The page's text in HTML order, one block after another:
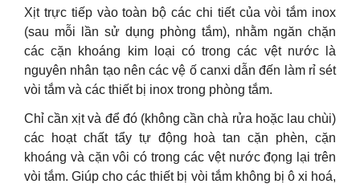
Xịt trực tiếp vào toàn bộ các chi tiết của vòi tắm inox
(sau mỗi lần sử dụng phòng tắm), nhằm ngăn chặn
các cặn khoáng kim loại có trong các vệt nước là
nguyên nhân tạo nên các vệ ố canxi dẫn đến làm rỉ sét
vòi tắm và các thiết bị inox trong phòng tắm.
Chỉ cần xịt và để đó (không cần chà rửa hoặc lau chùi)
các hoạt chất tẩy tự động hoà tan cặn phèn, cặn
khoáng và cặn vôi có trong các vệt nước đọng lại trên
vòi tắm. Giúp cho các thiết bị vòi tắm không bị ô xi hoá,